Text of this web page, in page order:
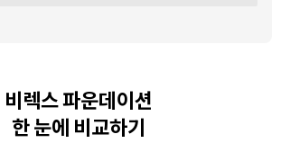
비렉스 파운데이션
한 눈에 비교하기